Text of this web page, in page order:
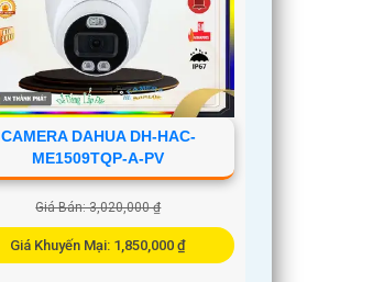
CAMERA DAHUA DH-HAC-
ME1509TQP-A-PV
Giá Bán: 3,020,000 ₫
Giá Khuyến Mại: 1,850,000 ₫